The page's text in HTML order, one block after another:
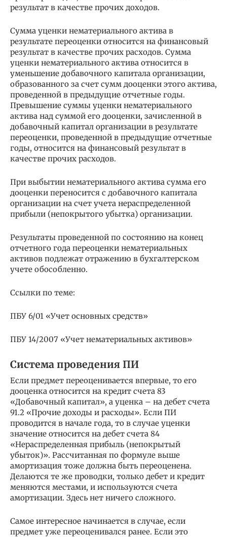
результат в качестве прочих доходов.
Сумма уценки нематериального актива в
результате переоценки относится на финансовый
результат в качестве прочих расходов. Сумма
уценки нематериального актива относится в
уменьшение добавочного капитала организации,
образованного за счет сумм дооценки этого актива,
проведенной в предыдущие отчетные годы.
Превышение суммы уценки нематериального
актива над суммой его дооценки, зачисленной в
добавочный капитал организации в результате
переоценки, проведенной в предыдущие отчетные
годы, относится на финансовый результат в
качестве прочих расходов.
При выбытии нематериального актива сумма его
дооценки переносится с добавочного капитала
организации на счет учета нераспределенной
прибыли (непокрытого убытка) организации.
Результаты проведенной по состоянию на конец
отчетного года переоценки нематериальных
активов подлежат отражению в бухгалтерском
учете обособленно.
Ссылки по теме:
ПБУ 6/01 «Учет основных средств»
ПБУ 14/2007 «Учет нематериальных активов»
Система проведения ПИ
Если предмет переоценивается впервые, то его
дооценка относится на кредит счета 83
«Добавочный капитал», а уценка – на дебет счета
91.2 «Прочие доходы и расходы». Если ПИ
проводится в начале года, то в случае уценки
значение относится на дебет счета 84
«Нераспределенная прибыль (непокрытый
убыток)». Рассчитанная по формуле выше
амортизация тоже должна быть переоценена.
Делаются те же проводки, только дебет и кредит
меняются местами, и используются счета
амортизации. Здесь нет ничего сложного.
Самое интересное начинается в случае, если
предмет уже переоценивался ранее. Если это